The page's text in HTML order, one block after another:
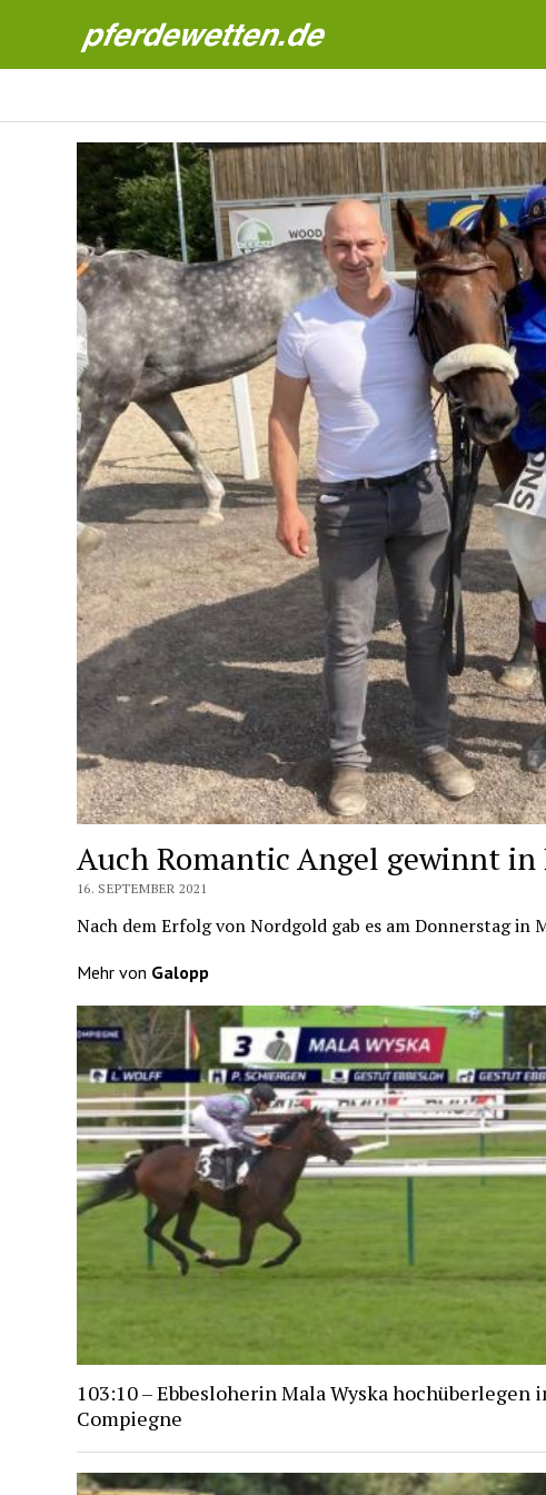
Pferdewetten News
Auch Romantic Angel gewinnt in
16. SEPTEMBER 2021
Nach dem Erfolg von Nordgold gab es am Donnerstag in
Mehr von Galopp
103:10 – Ebbesloherin Mala Wyska hochüberlegen
Compiegne